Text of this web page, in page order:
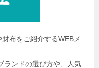
布をご紹介するWEBメ
ランドの選び方や、人気